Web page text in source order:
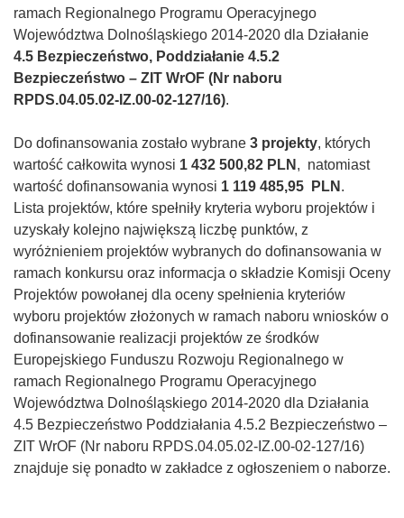
ramach Regionalnego Programu Operacyjnego
Województwa Dolnośląskiego 2014-2020 dla Działanie
4.5 Bezpieczeństwo, Poddziałanie 4.5.2
Bezpieczeństwo – ZIT WrOF (Nr naboru
RPDS.04.05.02-IZ.00-02-127/16).
Do dofinansowania zostało wybrane 3 projekty, których
wartość całkowita wynosi 1 432 500,82 PLN , natomiast
wartość dofinansowania wynosi 1 119 485,95 PLN .
Lista projektów, które spełniły kryteria wyboru projektów i
uzyskały kolejno największą liczbę punktów, z
wyróżnieniem projektów wybranych do dofinansowania w
ramach konkursu oraz informacja o składzie Komisji Oceny
Projektów powołanej dla oceny spełnienia kryteriów
wyboru projektów złożonych w ramach naboru wniosków o
dofinansowanie realizacji projektów ze środków
Europejskiego Funduszu Rozwoju Regionalnego w
ramach Regionalnego Programu Operacyjnego
Województwa Dolnośląskiego 2014-2020 dla Działania
4.5 Bezpieczeństwo Poddziałania 4.5.2 Bezpieczeństwo –
ZIT WrOF (Nr naboru RPDS.04.05.02-IZ.00-02-127/16)
znajduje się ponadto w zakładce z ogłoszeniem o naborze.